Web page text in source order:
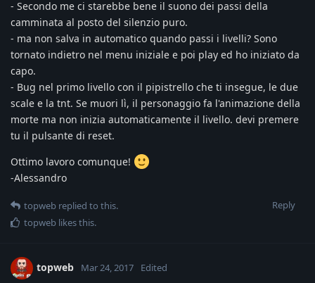
- Secondo me ci starebbe bene il suono dei passi della
camminata al posto del silenzio puro.
- ma non salva in automatico quando passi i livelli? Sono
tornato indietro nel menu iniziale e poi play ed ho iniziato da
capo.
- Bug nel primo livello con il pipistrello che ti insegue, le due
scale e la tnt. Se muori lì, il personaggio fa l'animazione della
morte ma non inizia automaticamente il livello. devi premere
tu il pulsante di reset.
Ottimo lavoro comunque!
-Alessandro
Reply
topweb replied to this.
topweb likes this.
topweb Mar 24, 2017 Edited